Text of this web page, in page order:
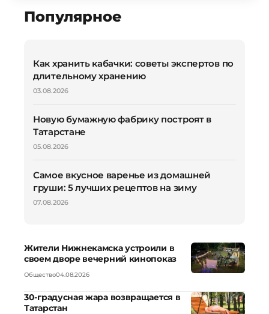
Популярное
Как хранить кабачки: советы экспертов по
длительному хранению
03.08.2026
Новую бумажную фабрику построят в
Татарстане
05.08.2026
Самое вкусное варенье из домашней
груши: 5 лучших рецептов на зиму
07.08.2026
Жители Нижнекамска устроили в
своем дворе вечерний кинопоказ
Общество04.08.2026
30-градусная жара возвращается в
Татарстан